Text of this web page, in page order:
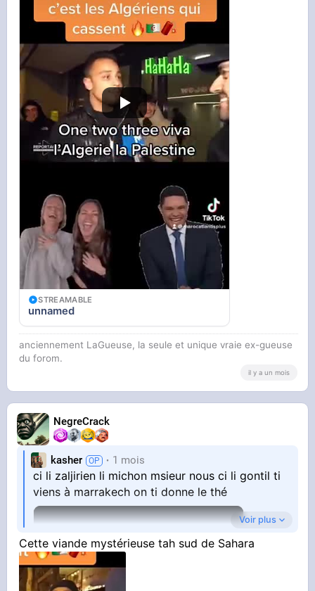
STREAMABLE
unnamed
anciennement LaGueuse, la seule et unique vraie ex-gueuse
du forom.
il y a un mois
NegreCrack
kasher 1 mois
ci li zaljirien li michon msieur nous ci li gontil ti
viens à marrakech on ti donne le thé
Voir plus
Cette viande mystérieuse tah sud de Sahara